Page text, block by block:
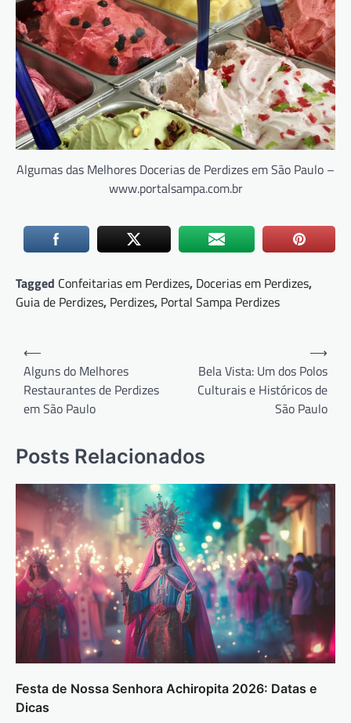
Algumas das Melhores Docerias de Perdizes em São Paulo –
www.portalsampa.com.br
Tagged Confeitarias em Perdizes, Docerias em Perdizes,
Guia de Perdizes, Perdizes, Portal Sampa Perdizes
Navegação
de
Post
⟵
Alguns do Melhores
Restaurantes de Perdizes
em São Paulo
Bela Vista: Um dos Polos
Culturais e Históricos de
São Paulo
⟶
Posts Relacionados
Festa de Nossa Senhora Achiropita 2026: Datas e
Dicas